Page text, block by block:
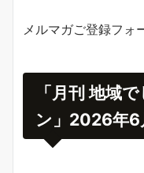
メルマガご登録フォ
「月刊 地域
ン」2026年6